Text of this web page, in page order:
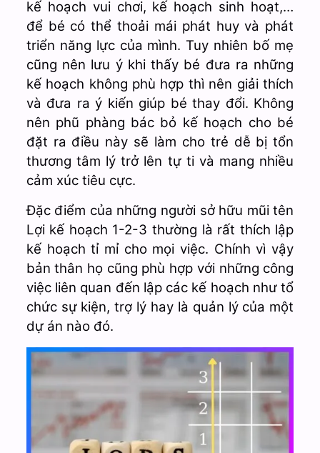
kế hoạch vui chơi, kế hoạch sinh hoạt,…
để bé có thể thoải mái phát huy và phát
triển năng lực của mình. Tuy nhiên bố mẹ
cũng nên lưu ý khi thấy bé đưa ra những
kế hoạch không phù hợp thì nên giải thích
và đưa ra ý kiến giúp bé thay đổi. Không
nên phũ phàng bác bỏ kế hoạch cho bé
đặt ra điều này sẽ làm cho trẻ dễ bị tổn
thương tâm lý trở lên tự ti và mang nhiều
cảm xúc tiêu cực.
Đặc điểm của những người sở hữu mũi tên
Lợi kế hoạch 1-2-3 thường là rất thích lập
kế hoạch tỉ mỉ cho mọi việc. Chính vì vậy
bản thân họ cũng phù hợp với những công
việc liên quan đến lập các kế hoạch như tổ
chức sự kiện, trợ lý hay là quản lý của một
dự án nào đó.